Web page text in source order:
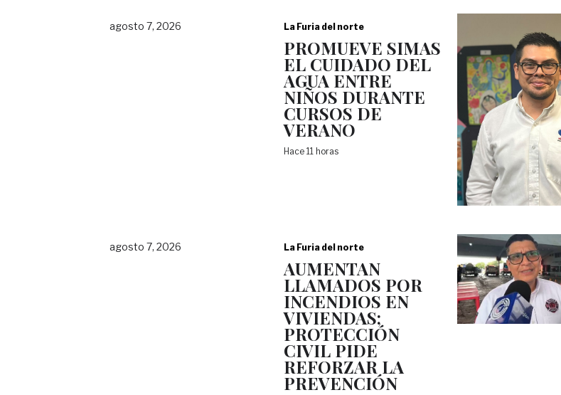
agosto 7, 2026 La Furia del norte
PROMUEVE SIMAS
EL CUIDADO DEL
AGUA ENTRE
NIÑOS DURANTE
CURSOS DE
VERANO
Hace 11 horas
agosto 7, 2026 La Furia del norte
AUMENTAN
LLAMADOS POR
INCENDIOS EN
VIVIENDAS;
PROTECCIÓN
CIVIL PIDE
REFORZAR LA
PREVENCIÓN